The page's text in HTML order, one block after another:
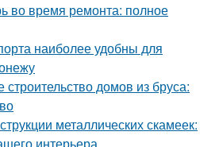
во время ремонта: полное
наиболее удобны для
домов из бруса:
металлических скамеек: